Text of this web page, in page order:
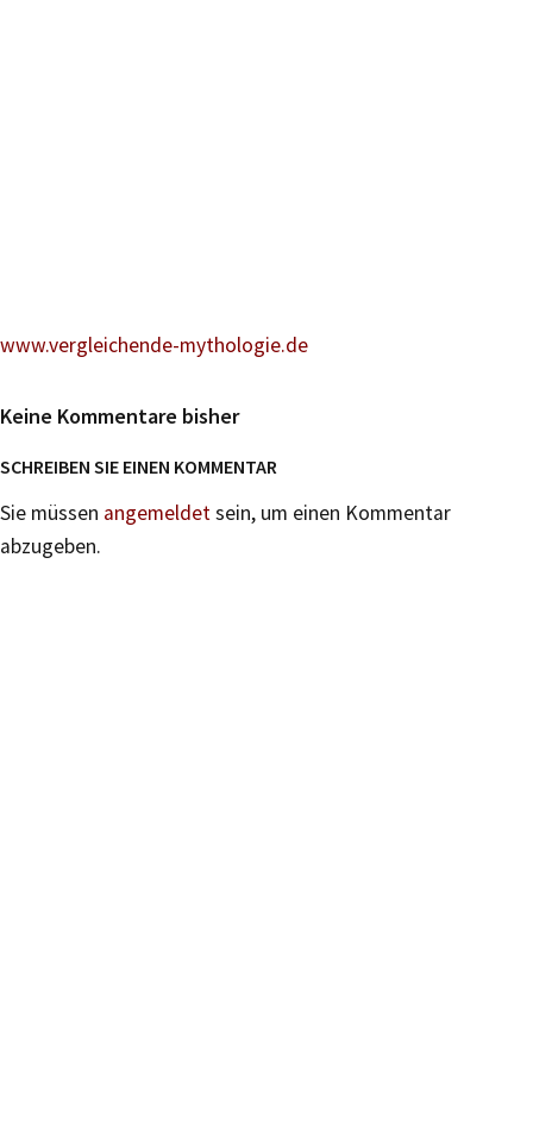
www.vergleichende-mythologie.de
Keine Kommentare bisher
SCHREIBEN SIE EINEN KOMMENTAR
Sie müssen angemeldetsein, um einen Kommentar
abzugeben.